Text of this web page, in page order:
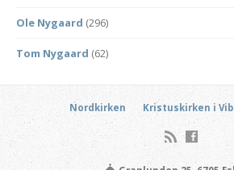
Ole Nygaard (296)
Tom Nygaard (62)
Nordkirken Kristuskirken i